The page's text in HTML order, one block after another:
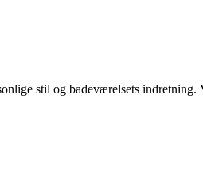
stil og badeværelsets